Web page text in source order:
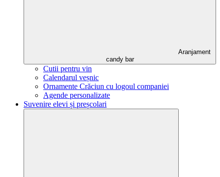
Aranjament
candy bar
Cutii pentru vin
Calendarul veșnic
Ornamente Crăciun cu logoul companiei
Agende personalizate
Suvenire elevi și preșcolari